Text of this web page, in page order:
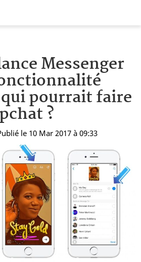
Messenger
pourrait faire
?
le 10 Mar 2017 à 09:33